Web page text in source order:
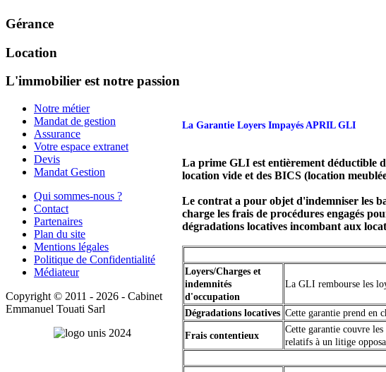
Gérance
Location
L'immobilier est notre passion
La Garantie Loyers Impayés APRIL GLI
La prime GLI est entièrement déductible
location vide et des BICS (location
Le contrat a pour objet d'indemniser les
charge les frais de procédures engagés
dégradations locatives incombant aux
Loyers/Charges et
indemnités
d'occupation
La GLI rembourse les
Dégradations locatives Cette garantie prend en
Frais contentieux
Cette garantie couvre
relatifs à un litige
Notre métier
Mandat de gestion
Assurance
Votre espace extranet
Devis
Mandat Gestion
Qui sommes-nous ?
Contact
Partenaires
Plan du site
Mentions légales
Politique de Confidentialité
Médiateur
Copyright © 2011 - 2026 - Cabinet
Emmanuel Touati Sarl